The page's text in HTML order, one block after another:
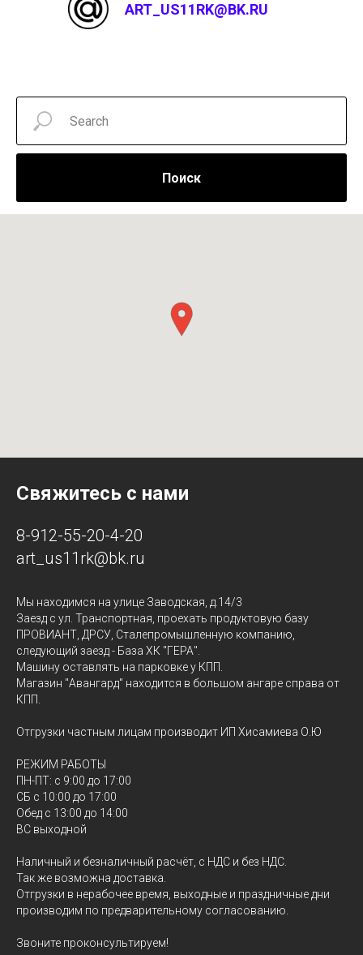
ART_US11RK@BK.RU
Поиск
Свяжитесь с нами
8-912-55-20-4-20
art_us11rk@bk.ru
Мы находимся на улице Заводская, д.14/3
Заезд с ул. Транспортная, проехать продуктовую базу
ПРОВИАНТ, ДРСУ, Сталепромышленную компанию,
следующий заезд - База ХК "ГЕРА".
Машину оставлять на парковке у КПП.
Магазин "Авангард" находится в большом ангаре справа от
КПП.
Отгрузки частным лицам производит ИП Хисамиева О.Ю
РЕЖИМ РАБОТЫ
ПН-ПТ: с 9:00 до 17:00
СБ с 10:00 до 17:00
Обед с 13:00 до 14:00
ВС выходной
Наличный и безналичный расчёт, с НДС и без НДС.
Так же возможна доставка.
Отгрузки в нерабочее время, выходные и праздничные дни
производим по предварительному согласованию.
Звоните проконсультируем!